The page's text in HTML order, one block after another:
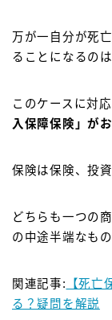
万が一自分が死
ることになるの
このケースに対
入保障保険」が
保険は保険、投
どちらも一つの
の中途半端なも
関連記事: 【死亡
る？疑問を解説